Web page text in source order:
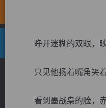
睁开迷糊的双眼，映
只见他扬着嘴角笑着
看到墨战枭的脸，赤